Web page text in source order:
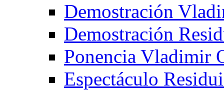
Demostración
Demostración
Ponencia Vladimir
Espectáculo